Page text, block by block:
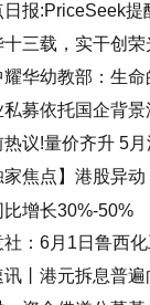
日报:PriceSeek提
十三载，实干创
耀华幼教部：生
私募依托国企背
热议!量价齐升 5
家焦点】港股异
比增长30%-50%
社：6月1日鲁西
讯丨港元拆息普